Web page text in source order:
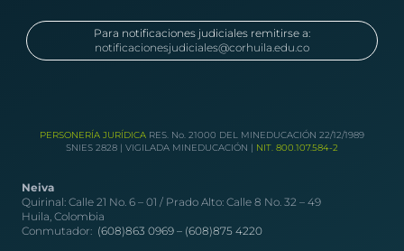
Para notificaciones judiciales remitirse a:
notificacionesjudiciales@corhuila.edu.co
PERSONERÍA JURÍDICA RES. No. 21000 DEL MINEDUCACIÓN 22/12/1989
SNIES 2828 | VIGILADA MINEDUCACIÓN | NIT. 800.107.584-2
Neiva
Quirinal: Calle 21 No. 6 – 01 / Prado Alto: Calle 8 No. 32 – 49
Huila, Colombia
Conmutador: (608)863 0969 – (608)875 4220